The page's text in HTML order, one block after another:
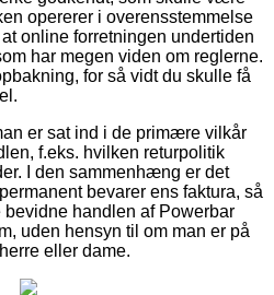
opererer i overensstemmelse
online forretningen undertiden
har megen viden om reglerne.
for så vidt du skulle få
er sat ind i de primære vilkår
f.eks. hvilken returpolitik
I den sammenhæng er det
bevarer ens faktura, så
handlen af Powerbar
uden hensyn til om man er på
eller dame.